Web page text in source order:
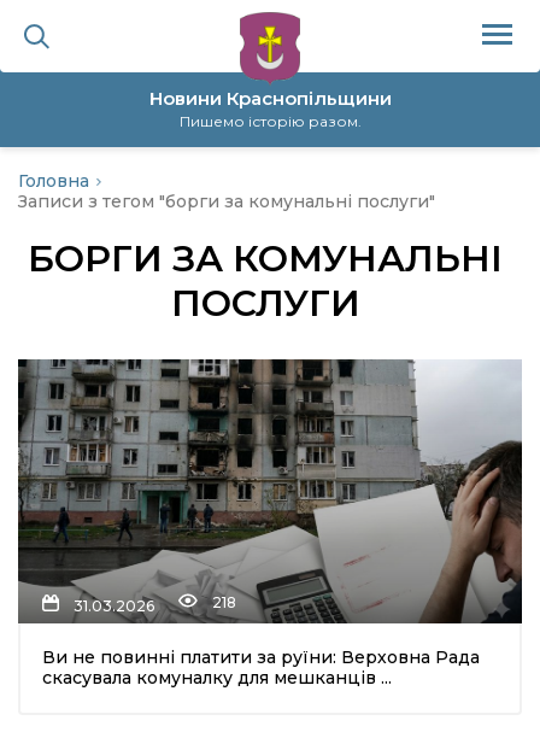
Новини Краснопільщини
Пишемо історію разом.
політика
Головна
Записи з тегом "борги за комунальні послуги"
БОРГИ ЗА КОМУНАЛЬНІ
ПОСЛУГИ
31.03.2026 218
Ви не повинні платити за руїни: Верховна Рада
скасувала комуналку для мешканців ...